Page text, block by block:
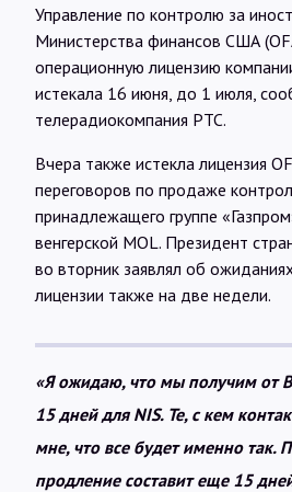
О нас
Управление по контролю за
Министерства финансов США
операционную лицензию
истекала 16 июня, до 1 июля,
телерадиокомпания РТС.
Вчера также истекла лицензия
переговоров по продаже
принадлежащего группе
венгерской MOL. Президент
во вторник заявлял об
лицензии также на две недели.
«Я ожидаю, что мы получим от
15 дней для NIS. Те, с кем
мне, что все будет именно
продление составит еще 15